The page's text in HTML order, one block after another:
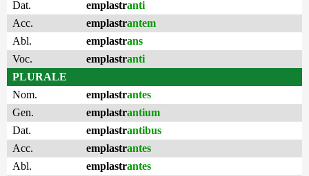
Dat.
emplastranti
Acc.
emplastrantem
Abl.
emplastrans
Voc.
emplastranti
PLURALE
Nom.
emplastrantes
Gen.
emplastrantium
Dat.
emplastrantibus
Acc.
emplastrantes
Abl.
emplastrantes